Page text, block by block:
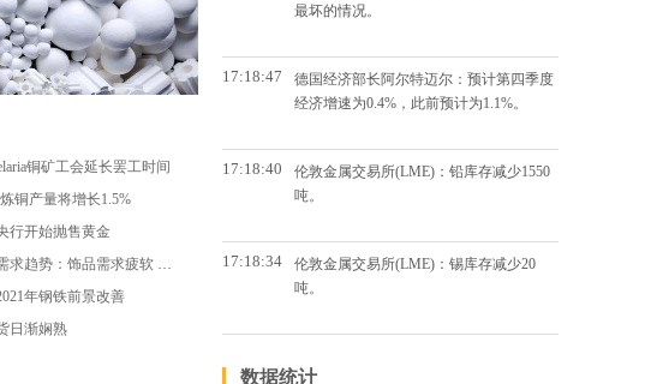
铜矿工会延长罢工时间
铜产量将增长1.5%
行开始抛售黄金
2020年三季度黄金需求趋势：饰品需求疲软 投资需求暴涨49%
年钢铁前景改善
日渐娴熟
港集团为铁矿石指定厂库存货地点。
最坏的情况。
17:18:47
德国经济部长阿尔特迈尔：预计第四季度
经济增速为0.4%，此前预计为1.1%。
17:18:40
伦敦金属交易所(LME)：铅库存减少1550
吨。
17:18:34
伦敦金属交易所(LME)：锡库存减少20
吨。
数据统计